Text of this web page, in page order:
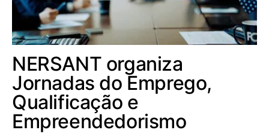
NERSANT organiza
Jornadas do Emprego,
Qualificação e
Empreendedorismo